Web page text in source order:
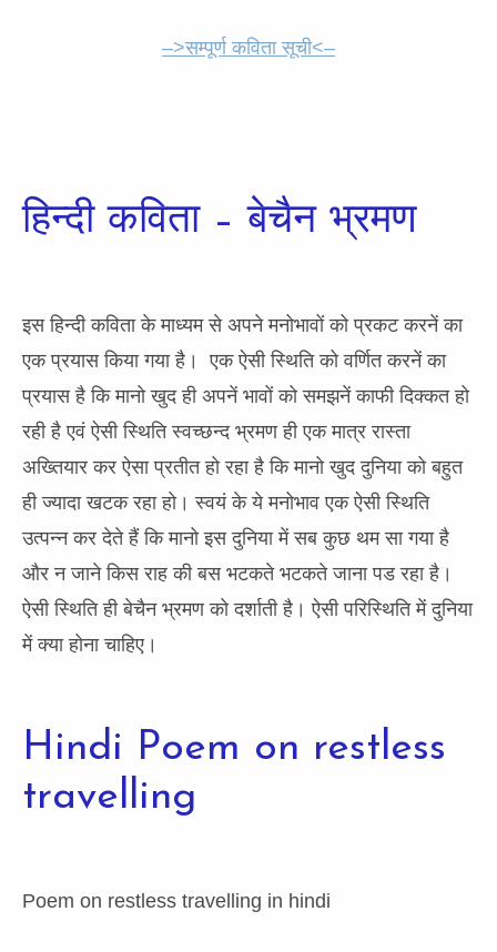
–>सम्पूर्ण कविता सूची<–
हिन्दी कविता – बेचैन भ्रमण
इस हिन्दी कविता के माध्यम से अपने मनोभावों को प्रकट करनें का
एक प्रयास किया गया है। एक ऐसी स्थिति को वर्णित करनें का
प्रयास है कि मानो खुद ही अपनें भावों को समझनें काफी दिक्कत हो
रही है एवं ऐसी स्थिति स्वच्छन्द भ्रमण ही एक मात्र रास्ता
अख्तियार कर ऐसा प्रतीत हो रहा है कि मानो खुद दुनिया को बहुत
ही ज्यादा खटक रहा हो। स्वयं के ये मनोभाव एक ऐसी स्थिति
उत्पन्न कर देते हैं कि मानो इस दुनिया में सब कुछ थम सा गया है
और न जाने किस राह की बस भटकते भटकते जाना पड रहा है।
ऐसी स्थिति ही बेचैन भ्रमण को दर्शाती है। ऐसी परिस्थिति में दुनिया
में क्या होना चाहिए।
Hindi Poem on restless
travelling
Poem on restless travelling in hindi